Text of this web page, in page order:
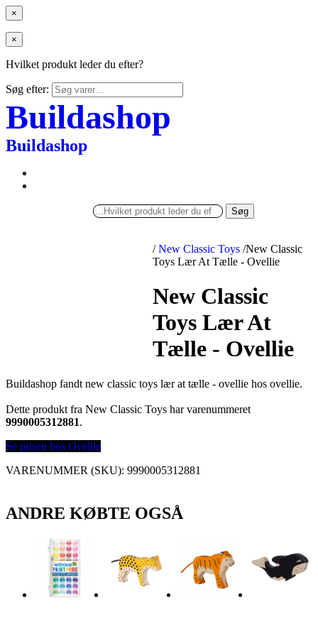
×
×
Hvilket produkt leder du efter?
Søg efter:
Buildashop
Buildashop
Søg
/ New Classic Toys /New Classic
Toys Lær At Tælle - Ovellie
New Classic
Toys Lær At
Tælle - Ovellie
Buildashop fandt new classic toys lær at tælle - ovellie hos ovellie.
Dette produkt fra New Classic Toys har varenummeret
9990005312881.
Se prisen hos Ovellie
VARENUMMER (SKU): 9990005312881
ANDRE KØBTE OGSÅ